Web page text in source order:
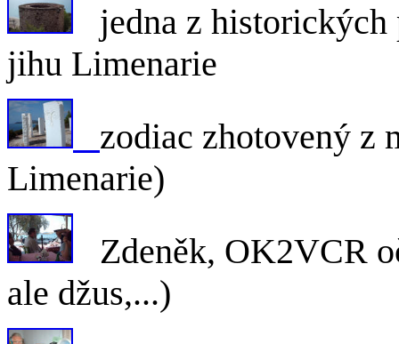
jedna z historických
jihu Limenarie
zodiac zhotovený z
Limenarie)
Zdeněk, OK2VCR
ale džus,...)